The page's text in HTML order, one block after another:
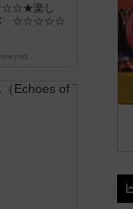
楽し
☆☆☆☆☆